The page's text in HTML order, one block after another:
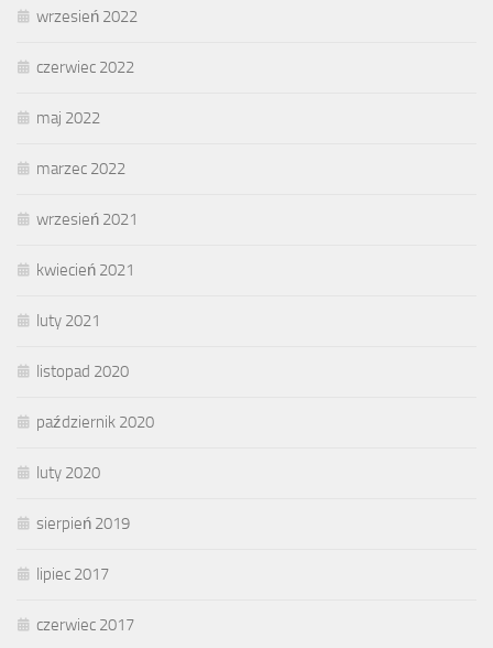
wrzesień 2022
czerwiec 2022
maj 2022
marzec 2022
wrzesień 2021
kwiecień 2021
luty 2021
listopad 2020
październik 2020
luty 2020
sierpień 2019
lipiec 2017
czerwiec 2017